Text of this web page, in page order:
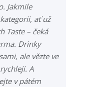
Jakmile
ať už
Taste – čeká
Drinky
ale vězte ve
A
v pátém